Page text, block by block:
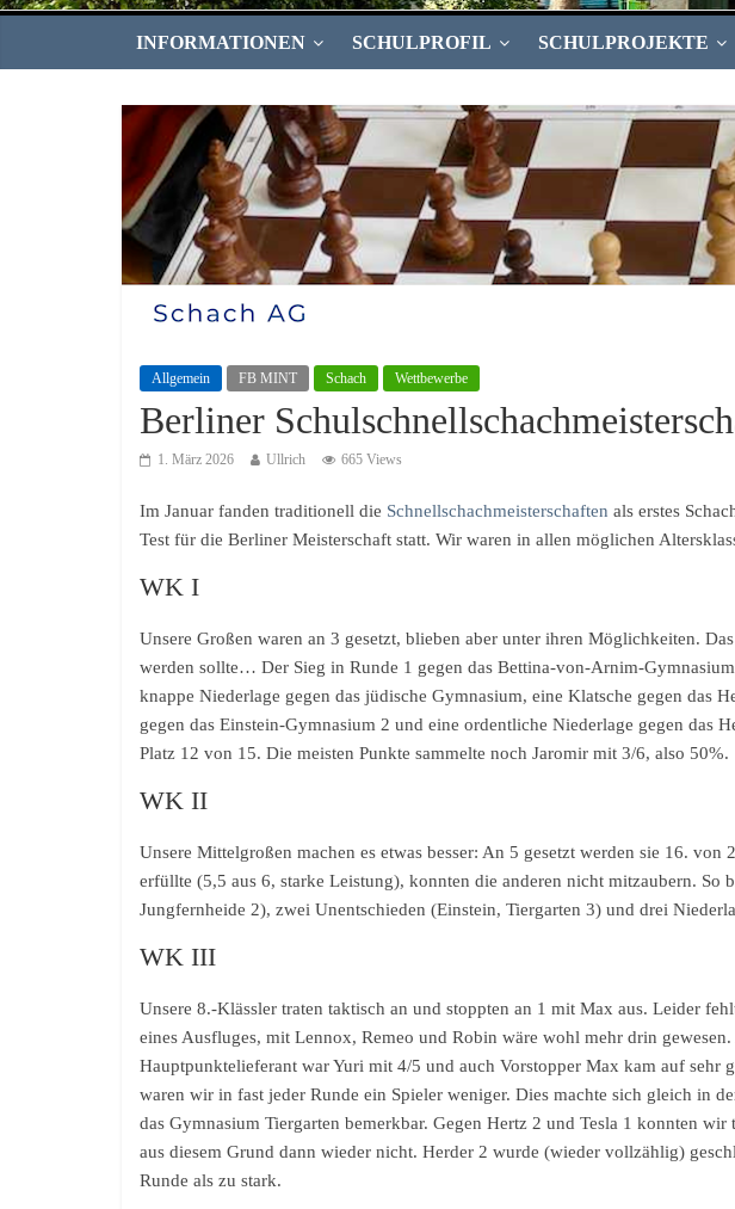
INFORMATIONEN SCHULPROFIL SCHULPROJEKTE
Allgemein FB MINT Schach Wettbewerbe
Berliner
1. März 2026 Ullrich 665 Views
Im Januar fanden traditionell die Schnellschachmeisterschaften als erstes
Test für die Berliner Meisterschaft statt. Wir waren in allen möglichen
WK I
Unsere Großen waren an 3 gesetzt, blieben aber unter ihren Möglichkeiten.
werden sollte… Der Sieg in Runde 1 gegen das Bettina-von-Arnim-
knappe Niederlage gegen das jüdische Gymnasium, eine Klatsche gegen das
gegen das Einstein-Gymnasium 2 und eine ordentliche Niederlage gegen das
Platz 12 von 15. Die meisten Punkte sammelte noch Jaromir mit 3/6, also 50%.
WK II
Unsere Mittelgroßen machen es etwas besser: An 5 gesetzt werden sie 16. von
erfüllte (5,5 aus 6, starke Leistung), konnten die anderen nicht mitzaubern. So
Jungfernheide 2), zwei Unentschieden (Einstein, Tiergarten 3) und drei
WK III
Unsere 8.-Klässler traten taktisch an und stoppten an 1 mit Max aus. Leider
eines Ausfluges, mit Lennox, Remeo und Robin wäre wohl mehr drin
Hauptpunktelieferant war Yuri mit 4/5 und auch Vorstopper Max kam auf sehr
waren wir in fast jeder Runde ein Spieler weniger. Dies machte sich gleich in
das Gymnasium Tiergarten bemerkbar. Gegen Hertz 2 und Tesla 1 konnten
aus diesem Grund dann wieder nicht. Herder 2 wurde (wieder vollzählig)
Runde als zu stark.